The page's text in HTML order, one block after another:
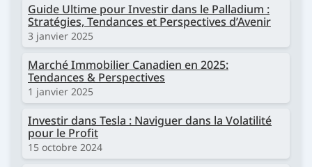
Guide Ultime pour Investir dans le Palladium :
Stratégies, Tendances et Perspectives d’Avenir
3 janvier 2025
Marché Immobilier Canadien en 2025:
Tendances & Perspectives
1 janvier 2025
Investir dans Tesla : Naviguer dans la Volatilité
pour le Profit
15 octobre 2024